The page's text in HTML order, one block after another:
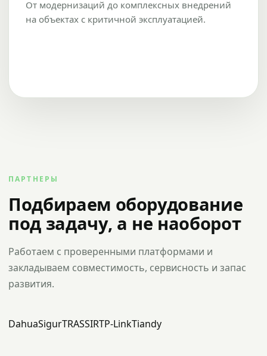
От модернизаций до комплексных внедрений
на объектах с критичной эксплуатацией.
ПАРТНЕРЫ
Подбираем оборудование
под задачу, а не наоборот
Работаем с проверенными платформами и
закладываем совместимость, сервисность и запас
развития.
DahuaSigurTRASSIRTP-LinkTiandy